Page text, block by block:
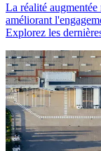
La réalité
améliorant
Explorez les